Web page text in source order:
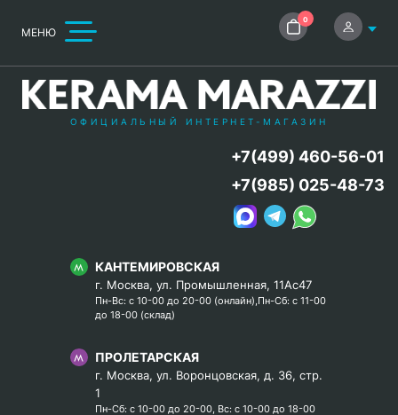
МЕНЮ
0
ОФИЦИАЛЬНЫЙ ИНТЕРНЕТ-МАГАЗИН
КАНТЕМИРОВСКАЯ
г. Москва, ул. Промышленная, 11Ас47
Пн-Вс: с 10-00 до 20-00 (онлайн),Пн-Сб: с 11-00
до 18-00 (склад)
ПРОЛЕТАРСКАЯ
г. Москва, ул. Воронцовская, д. 36, стр.
1
Пн-Сб: с 10-00 до 20-00, Вс: с 10-00 до 18-00
+7(499) 460-56-01
+7(985) 025-48-73